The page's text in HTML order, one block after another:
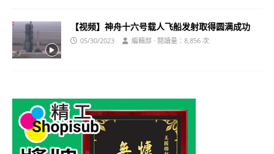
【视频】神舟十六号载人飞船发射取得圆满成功
05/30/2023 編輯部 · 閱讀量：8,856 次